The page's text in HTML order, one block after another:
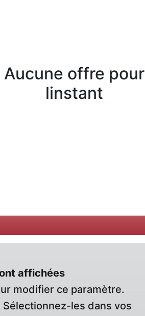
Aucune offre pour
linstant
affichées
modifier ce paramètre.
les dans vos